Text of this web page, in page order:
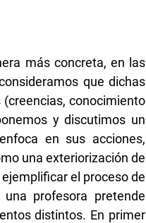
más concreta, en las
que dichas
conocimiento
y discutimos un
en sus acciones,
una exteriorización de
el proceso de
profesora pretende
distintos. En primer